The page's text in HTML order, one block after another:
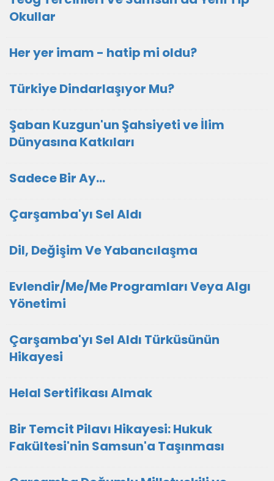
Okullar
Her yer imam - hatip mi oldu?
Türkiye Dindarlaşıyor Mu?
Şaban Kuzgun'un Şahsiyeti ve İlim
Dünyasına Katkıları
Sadece Bir Ay…
Çarşamba'yı Sel Aldı
Dil, Değişim Ve Yabancılaşma
Evlendir/Me/Me Programları Veya Algı
Yönetimi
Çarşamba'yı Sel Aldı Türküsünün
Hikayesi
Helal Sertifikası Almak
Bir Temcit Pilavı Hikayesi: Hukuk
Fakültesi'nin Samsun'a Taşınması